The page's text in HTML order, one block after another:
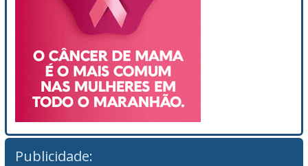
Publicidade: